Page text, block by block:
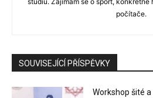
počítače.
SOUVISEJÍCÍ PŘÍSPĚVKY
Workshop šité